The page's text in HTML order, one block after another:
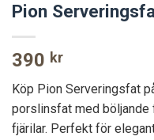
Pion
390 kr
Köp Pion Serveringsfat
porslinsfat med böljande
fjärilar. Perfekt för